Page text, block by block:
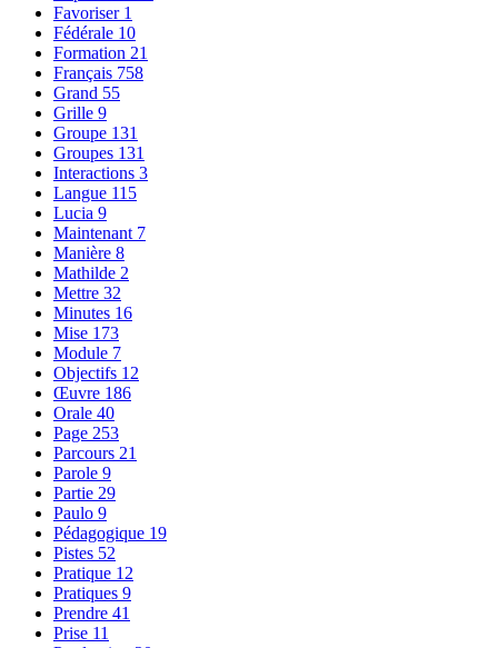
Favoriser 1
Fédérale 10
Formation 21
Français 758
Grand 55
Grille 9
Groupe 131
Groupes 131
Interactions 3
Langue 115
Lucia 9
Maintenant 7
Manière 8
Mathilde 2
Mettre 32
Minutes 16
Mise 173
Module 7
Objectifs 12
Œuvre 186
Orale 40
Page 253
Parcours 21
Parole 9
Partie 29
Paulo 9
Pédagogique 19
Pistes 52
Pratique 12
Pratiques 9
Prendre 41
Prise 11